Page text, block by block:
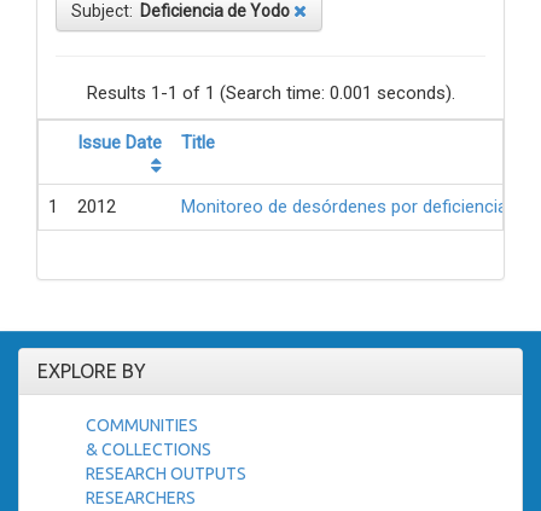
Subject: Deficiencia de Yodo
Results 1-1 of 1 (Search time: 0.001 seconds).
Issue Date Title
1 2012 Monitoreo de desórdenes por deficiencia
EXPLORE BY
COMMUNITIES
& COLLECTIONS
RESEARCH OUTPUTS
RESEARCHERS